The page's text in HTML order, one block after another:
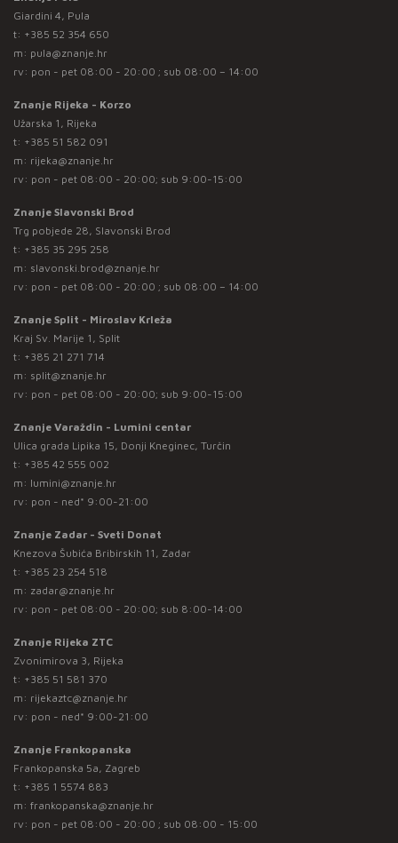
Giardini 4, Pula
t: +385 52 354 650
m: pula@znanje.hr
rv: pon - pet 08:00 - 20:00 ; sub 08:00 – 14:00
Znanje Rijeka - Korzo
Užarska 1, Rijeka
t: +385 51 582 091
m: rijeka@znanje.hr
rv: pon - pet 08:00 - 20:00; sub 9:00-15:00
Znanje Slavonski Brod
Trg pobjede 28, Slavonski Brod
t: +385 35 295 258
m: slavonski.brod@znanje.hr
rv: pon - pet 08:00 - 20:00 ; sub 08:00 – 14:00
Znanje Split - Miroslav Krleža
Kraj Sv. Marije 1, Split
t: +385 21 271 714
m: split@znanje.hr
rv: pon - pet 08:00 - 20:00; sub 9:00-15:00
Znanje Varaždin - Lumini centar
Ulica grada Lipika 15, Donji Kneginec, Turčin
t: +385 42 555 002
m: lumini@znanje.hr
rv: pon - ned* 9:00-21:00
Znanje Zadar - Sveti Donat
Knezova Šubića Bribirskih 11, Zadar
t: +385 23 254 518
m: zadar@znanje.hr
rv: pon - pet 08:00 - 20:00; sub 8:00-14:00
Znanje Rijeka ZTC
Zvonimirova 3, Rijeka
t: +385 51 581 370
m: rijekaztc@znanje.hr
rv: pon - ned* 9:00-21:00
Znanje Frankopanska
Frankopanska 5a, Zagreb
t: +385 1 5574 883
m: frankopanska@znanje.hr
rv: pon - pet 08:00 - 20:00 ; sub 08:00 - 15:00